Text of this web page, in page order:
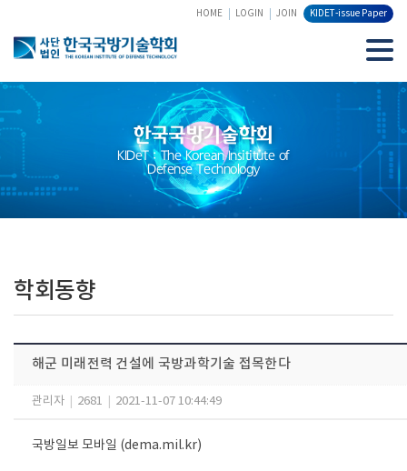
HOME LOGIN JOIN KIDET-issue Paper
한국국방기술학회
KIDeT : The Korean Insititute of
Defense Technology
학회동향
해군 미래전력 건설에 국방과학기술 접목한다
관리자 2681 2021-11-07 10:44:49
국방일보 모바일 (dema.mil.kr)